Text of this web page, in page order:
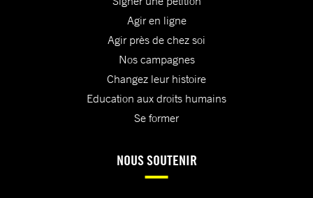
Agir en ligne
Agir près de chez soi
Nos campagnes
Changez leur histoire
Education aux droits humains
Se former
NOUS SOUTENIR